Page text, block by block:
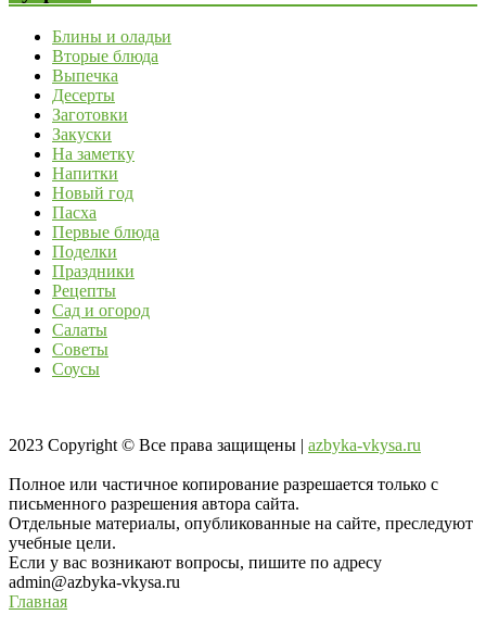
Блины и оладьи
Вторые блюда
Выпечка
Десерты
Заготовки
Закуски
На заметку
Напитки
Новый год
Пасха
Первые блюда
Поделки
Праздники
Рецепты
Сад и огород
Салаты
Советы
Соусы
2023 Copyright © Все права защищены | azbyka-vkysa.ru
Полное или частичное копирование разрешается только с
письменного разрешения автора сайта.
Отдельные материалы, опубликованные на сайте, преследуют
учебные цели.
Если у вас возникают вопросы, пишите по адресу
admin@azbyka-vkysa.ru
Главная